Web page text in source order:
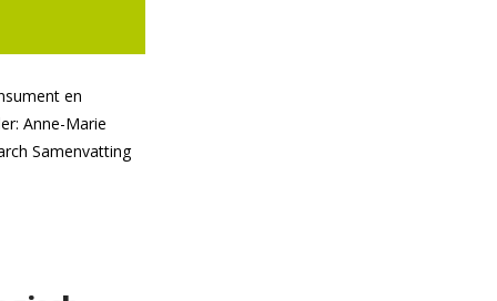
en
Anne-Marie
Samenvatting